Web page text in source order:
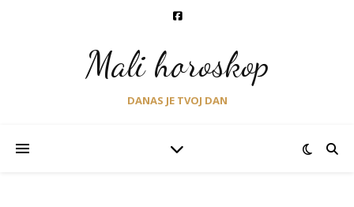
Mali horoskop
DANAS JE TVOJ DAN